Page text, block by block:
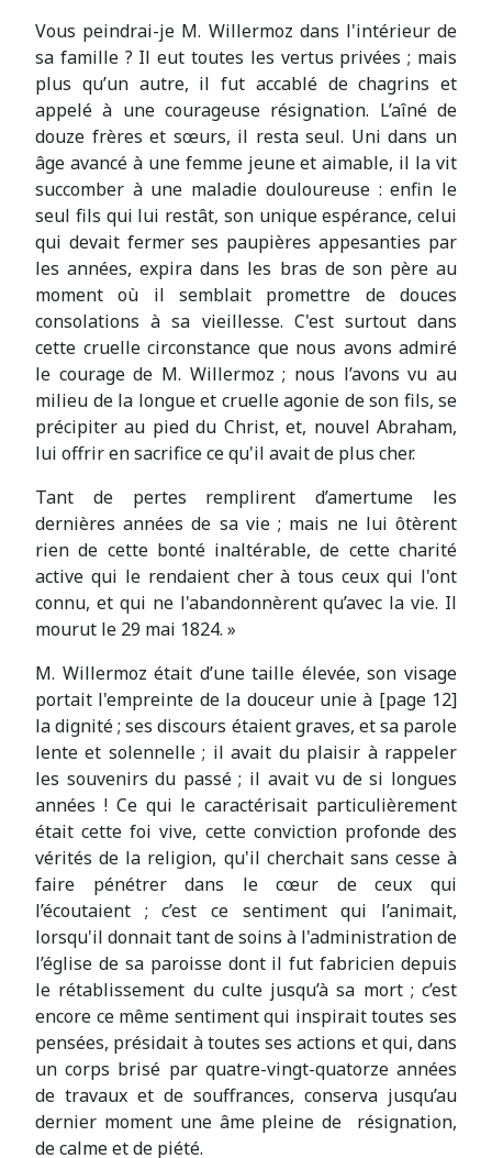
Vous peindrai-je M. Willermoz dans l'intérieur de
sa famille ? Il eut toutes les vertus privées ; mais
plus qu’un autre, il fut accablé de chagrins et
appelé à une courageuse résignation. L’aîné de
douze frères et sœurs, il resta seul. Uni dans un
âge avancé à une femme jeune et aimable, il la vit
succomber à une maladie douloureuse : enfin le
seul fils qui lui restât, son unique espérance, celui
qui devait fermer ses paupières appesanties par
les années, expira dans les bras de son père au
moment où il semblait promettre de douces
consolations à sa vieillesse. C'est surtout dans
cette cruelle circonstance que nous avons admiré
le courage de M. Willermoz ; nous l’avons vu au
milieu de la longue et cruelle agonie de son fils, se
précipiter au pied du Christ, et, nouvel Abraham,
lui offrir en sacrifice ce qu'il avait de plus cher.
Tant de pertes remplirent d’amertume les
dernières années de sa vie ; mais ne lui ôtèrent
rien de cette bonté inaltérable, de cette charité
active qui le rendaient cher à tous ceux qui l'ont
connu, et qui ne l'abandonnèrent qu’avec la vie. Il
mourut le 29 mai 1824. »
M. Willermoz était d’une taille élevée, son visage
portait l'empreinte de la douceur unie à [page 12]
la dignité ; ses discours étaient graves, et sa parole
lente et solennelle ; il avait du plaisir à rappeler
les souvenirs du passé ; il avait vu de si longues
années ! Ce qui le caractérisait particulièrement
était cette foi vive, cette conviction profonde des
vérités de la religion, qu'il cherchait sans cesse à
faire pénétrer dans le cœur de ceux qui
l’écoutaient ; c’est ce sentiment qui l’animait,
lorsqu'il donnait tant de soins à l'administration de
l’église de sa paroisse dont il fut fabricien depuis
le rétablissement du culte jusqu’à sa mort ; c’est
encore ce même sentiment qui inspirait toutes ses
pensées, présidait à toutes ses actions et qui, dans
un corps brisé par quatre-vingt-quatorze années
de travaux et de souffrances, conserva jusqu’au
dernier moment une âme pleine de résignation,
de calme et de piété.